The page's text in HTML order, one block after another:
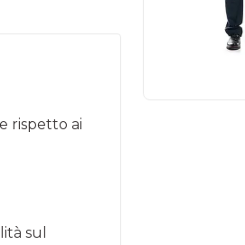
rispetto ai
sul